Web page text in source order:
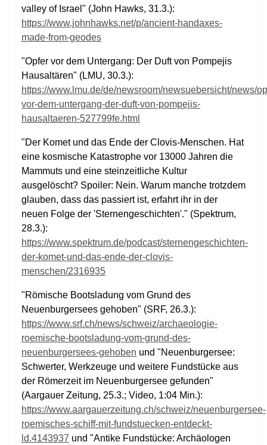
valley of Israel" (John Hawks, 31.3.):
https://www.johnhawks.net/p/ancient-handaxes-
made-from-geodes
"Opfer vor dem Untergang: Der Duft von Pompejis
Hausaltären" (LMU, 30.3.):
https://www.lmu.de/de/newsroom/newsuebersicht/news/
vor-dem-untergang-der-duft-von-pompejis-
hausaltaeren-527799fe.html
"Der Komet und das Ende der Clovis-Menschen. Hat
eine kosmische Katastrophe vor 13000 Jahren die
Mammuts und eine steinzeitliche Kultur
ausgelöscht? Spoiler: Nein. Warum manche trotzdem
glauben, dass das passiert ist, erfahrt ihr in der
neuen Folge der 'Sternengeschichten'." (Spektrum,
28.3.):
https://www.spektrum.de/podcast/sternengeschichten-
der-komet-und-das-ende-der-clovis-
menschen/2316935
"Römische Bootsladung vom Grund des
Neuenburgersees gehoben" (SRF, 26.3.):
https://www.srf.ch/news/schweiz/archaeologie-
roemische-bootsladung-vom-grund-des-
neuenburgersees-gehoben und "Neuenburgersee:
Schwerter, Werkzeuge und weitere Fundstücke aus
der Römerzeit im Neuenburgersee gefunden"
(Aargauer Zeitung, 25.3.; Video, 1:04 Min.):
https://www.aargauerzeitung.ch/schweiz/neuenburgersee-
roemisches-schiff-mit-fundstuecken-entdeckt-
ld.4143937 und "Antike Fundstücke: Archäologen